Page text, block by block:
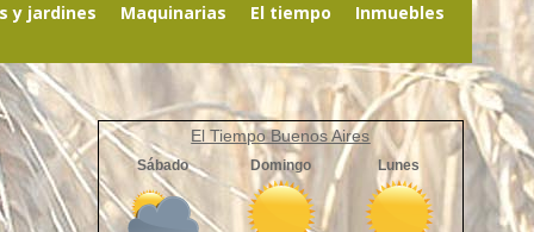
y jardines Maquinarias El tiempo
Inmuebles
El Tiempo Buenos Aires